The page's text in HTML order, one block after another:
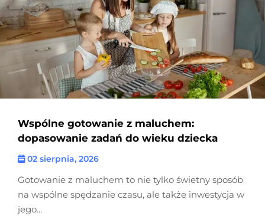
Wspólne gotowanie z maluchem:
dopasowanie zadań do wieku dziecka
02 sierpnia, 2026
Gotowanie z maluchem to nie tylko świetny sposób
na wspólne spędzanie czasu, ale także inwestycja w
jego...